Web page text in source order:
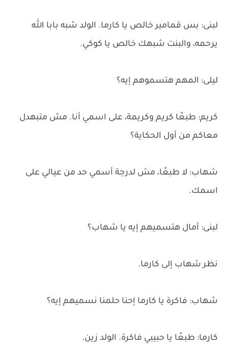
لبنى: بس قمامير خالص يا كارما. الولد شبه بابا الله
يرحمه، والبنت شبهك خالص يا كوكي.
ليلى: المهم هتسموهم إيه؟
كريم: طبعًا كريم وكريمة، على اسمي أنا. مش متبهدل
معاكم من أول الحكاية؟
شهاب: لا طبعًا، مش لدرجة أسمي حد من عيالي على
اسمك.
لبنى: أمال هتسميهم إيه يا شهاب؟
نظر شهاب إلى كارما.
شهاب: فاكرة يا كارما إحنا حلمنا نسميهم إيه؟
كارما: طبعًا يا حبيبي فاكرة. الولد زين.